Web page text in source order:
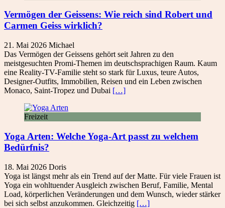
Vermögen der Geissens: Wie reich sind Robert und
Carmen Geiss wirklich?
21. Mai 2026 Michael
Das Vermögen der Geissens gehört seit Jahren zu den
meistgesuchten Promi-Themen im deutschsprachigen Raum. Kaum
eine Reality-TV-Familie steht so stark für Luxus, teure Autos,
Designer-Outfits, Immobilien, Reisen und ein Leben zwischen
Monaco, Saint-Tropez und Dubai […]
Freizeit
Yoga Arten: Welche Yoga-Art passt zu welchem
Bedürfnis?
18. Mai 2026 Doris
Yoga ist längst mehr als ein Trend auf der Matte. Für viele Frauen ist
Yoga ein wohltuender Ausgleich zwischen Beruf, Familie, Mental
Load, körperlichen Veränderungen und dem Wunsch, wieder stärker
bei sich selbst anzukommen. Gleichzeitig […]